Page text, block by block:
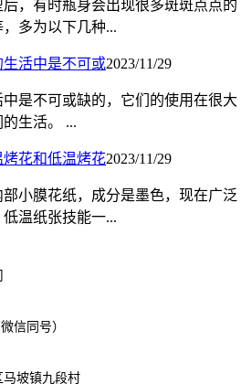
，有时瓶身会出现很多斑斑点点的
多为以下几种...
活中是不可或2023/11/29
是不可或缺的，它们的使用在很大
生活。 ...
花和低温烤花2023/11/29
小膜花纸，成分是墨色，现在广泛
温纸张技能一...
信同号）
坡镇九段村